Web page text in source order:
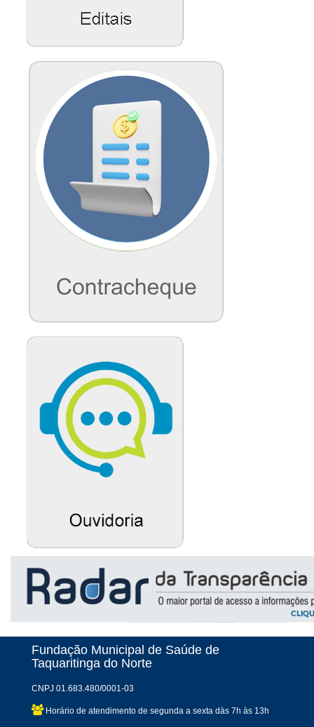
Fundação Municipal de Saúde de
Taquaritinga do Norte
CNPJ 01.683.480/0001-03
Horário de atendimento de segunda a sexta dàs 7h às 13h